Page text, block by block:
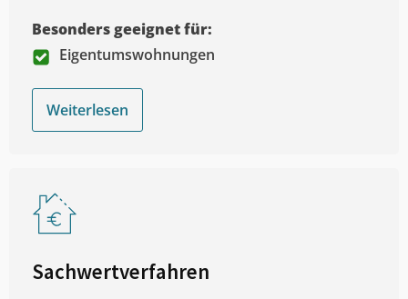
Besonders geeignet für:
Eigentumswohnungen
Weiterlesen
Sachwertverfahren